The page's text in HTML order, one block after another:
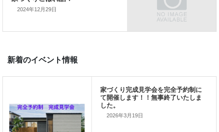
前の記事
家づくりこぼれ話！
2024年12月29日
2026年3月19日